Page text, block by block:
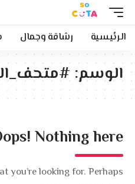
الرئيسية رشاقة وجمال
الوسم:
Nothing here
you’re looking for. Perhaps